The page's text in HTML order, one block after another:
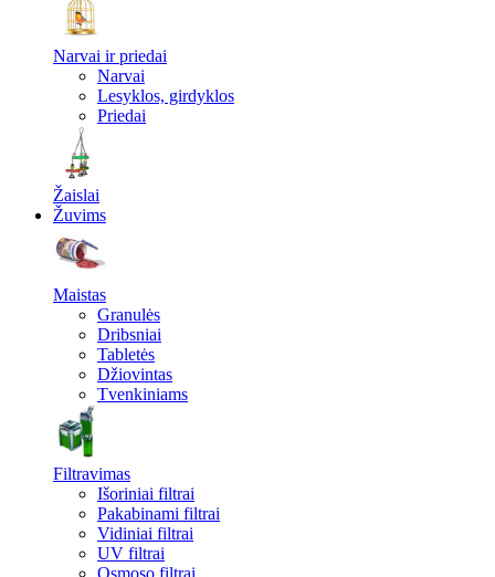
Narvai ir priedai
Narvai
Lesyklos, girdyklos
Priedai
Žaislai
Žuvims
Maistas
Granulės
Dribsniai
Tabletės
Džiovintas
Tvenkiniams
Filtravimas
Išoriniai filtrai
Pakabinami filtrai
Vidiniai filtrai
UV filtrai
Osmoso filtrai